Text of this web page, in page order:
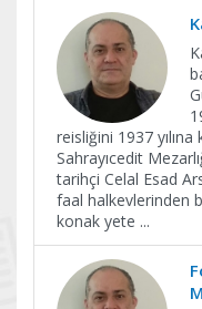
reisliğini 1937
Sahrayıcedit
tarihçi Celal Esad
faal halkevlerinden
konak yete ...